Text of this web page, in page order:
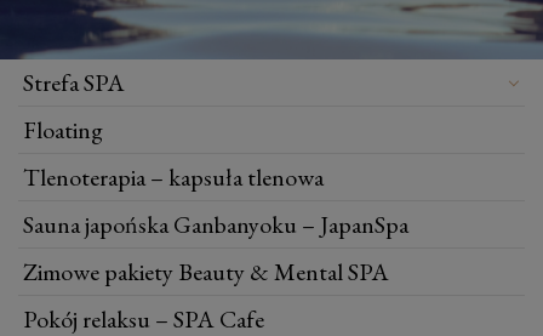
Strefa SPA
Floating
Tlenoterapia – kapsuła tlenowa
Sauna japońska Ganbanyoku – JapanSpa
Zimowe pakiety Beauty & Mental SPA
Pokój relaksu – SPA Cafe